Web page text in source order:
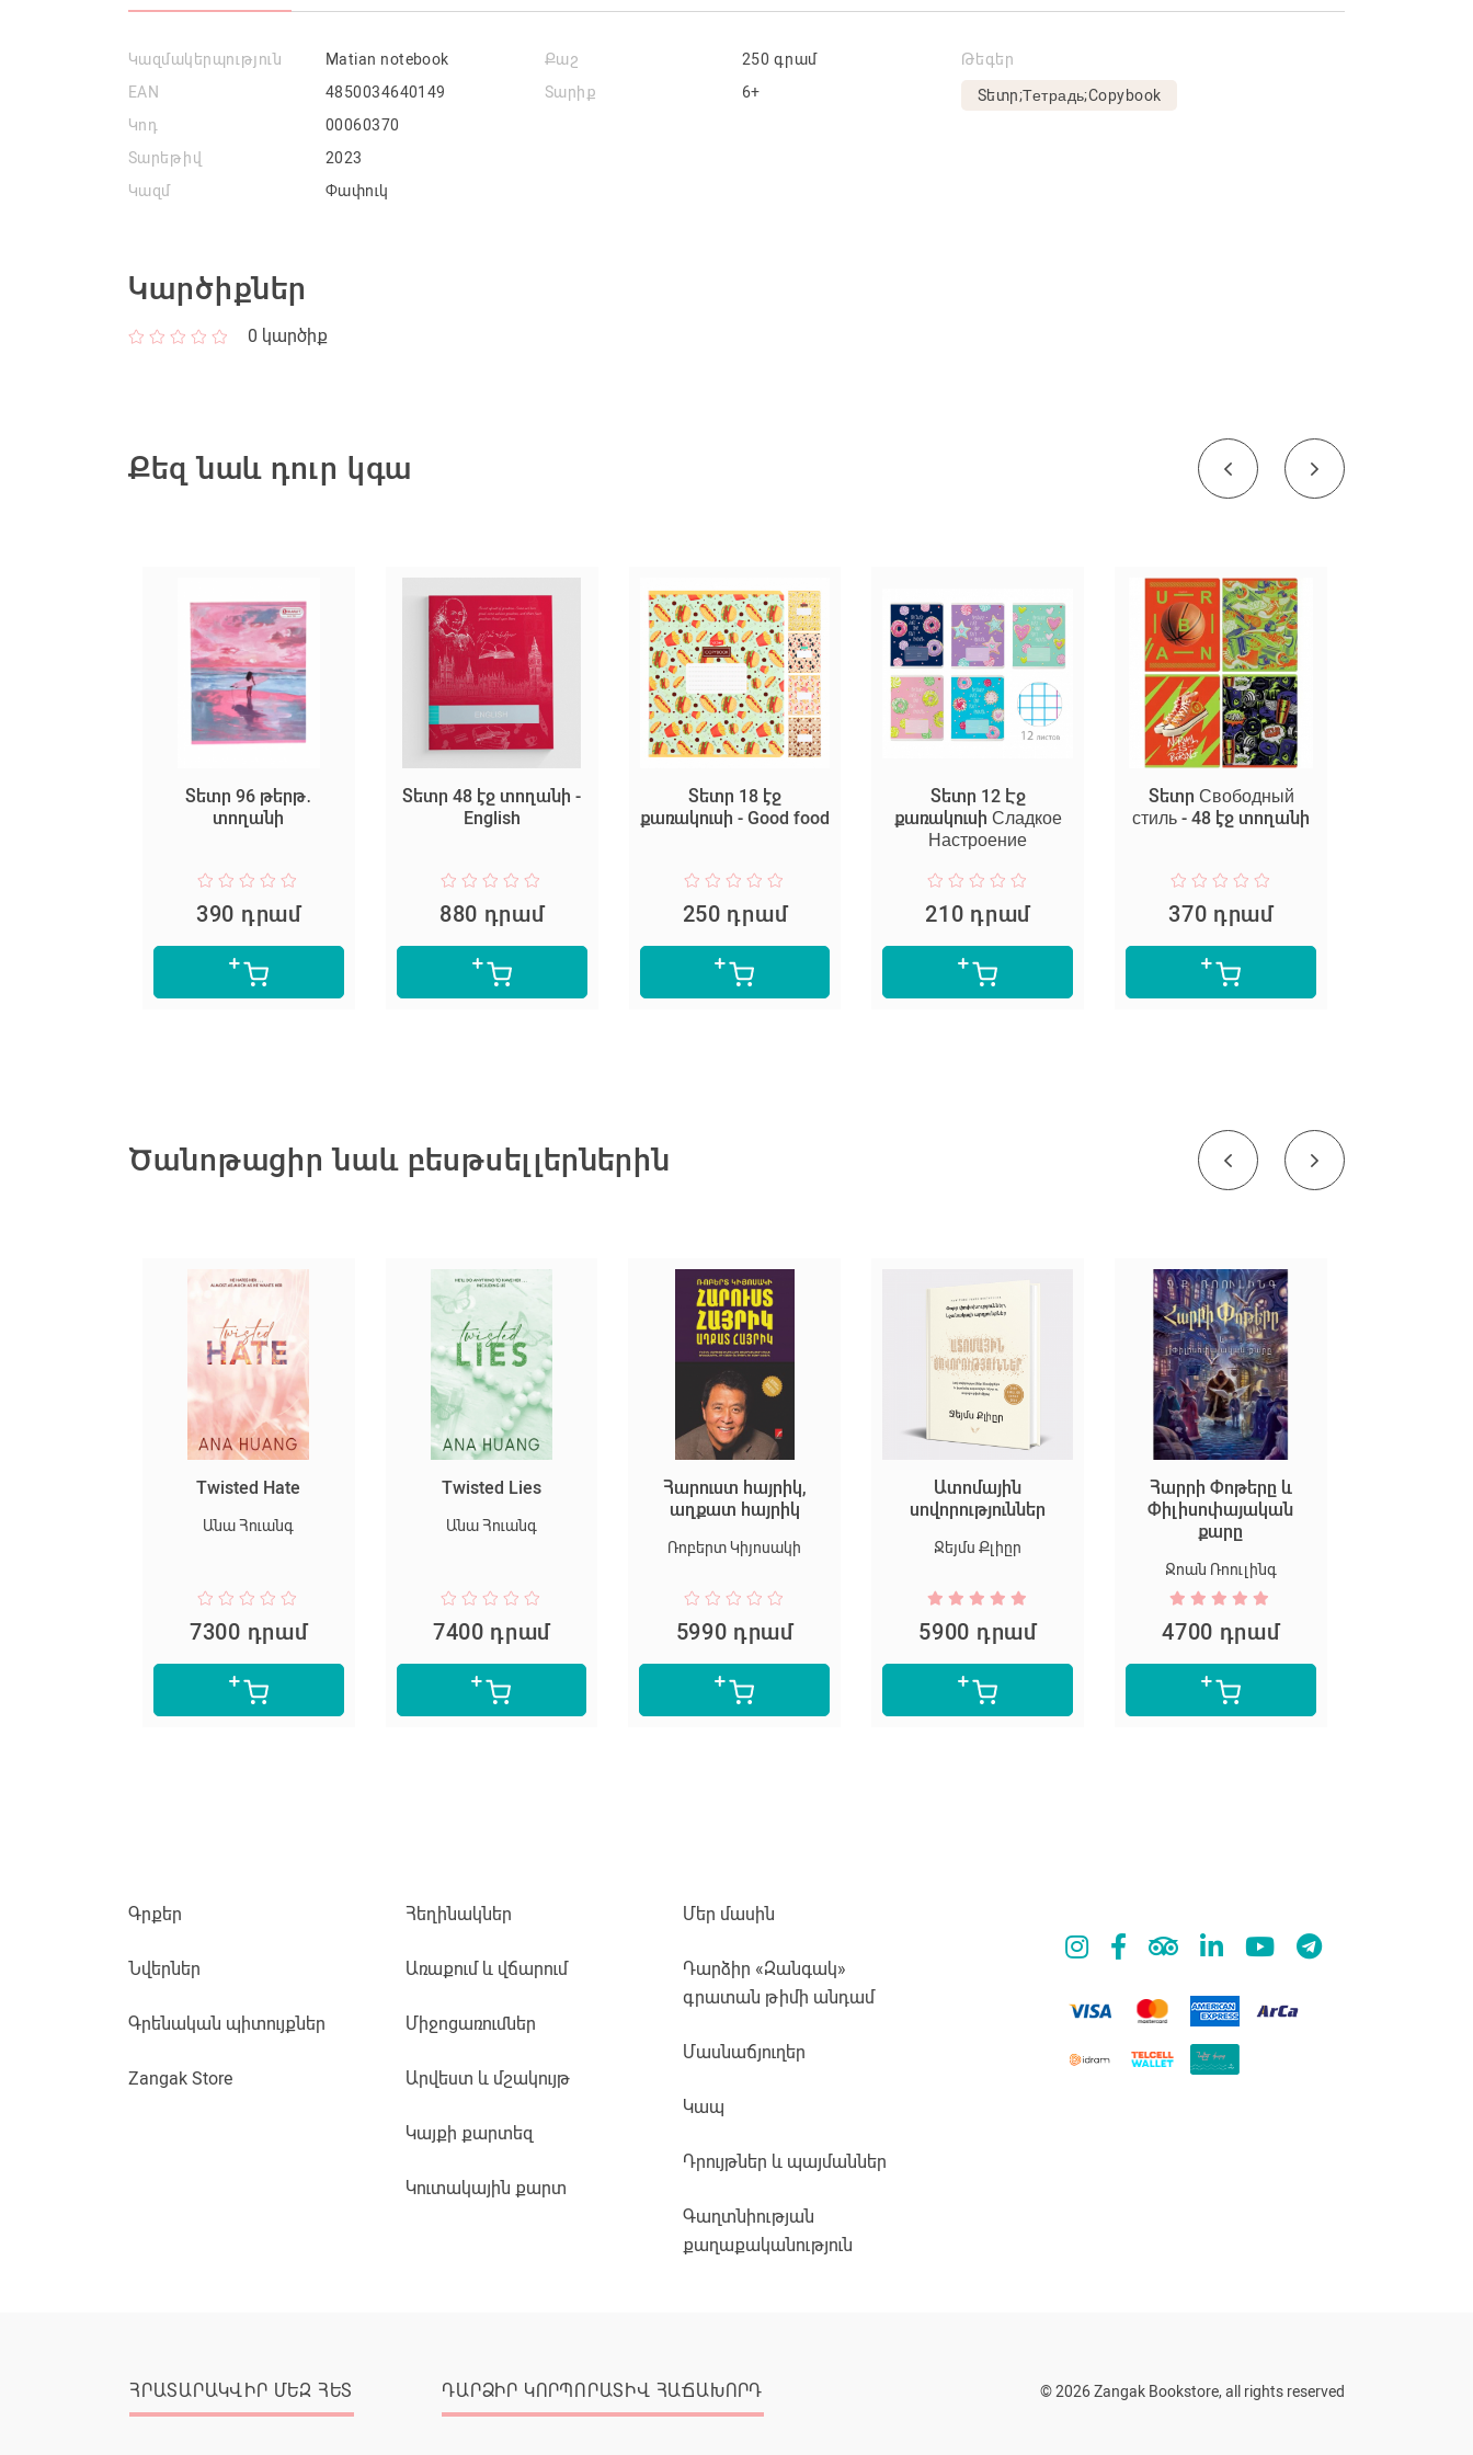
Կազմակերպություն
Matian notebook
EAN
4850034640149
Կոդ
00060370
Տարեթիվ
2023
Կազմ
Փափուկ
Քաշ
250 գրամ
Տարիք
6+
Թեգեր
Տետր;Тетрадь;Copybook
Կարծիքներ
0 կարծիք
Քեզ նաև դուր կգա
Տետր 96 թերթ․
տողանի
390 դրամ
Տետր 48 էջ տողանի -
English
880 դրամ
Տետր 18 էջ
քառակուսի - Good food
250 դրամ
Տետր 12 Էջ
քառակուսի Сладкое
Настроение
210 դրամ
Տետր Свободный
стиль - 48 էջ տողանի
370 դրամ
Ծանոթացիր նաև բեսթսելլերներին
Twisted Hate
Անա Հուանգ
7300 դրամ
Twisted Lies
Անա Հուանգ
7400 դրամ
Հարուստ հայրիկ,
աղքատ հայրիկ
Ռոբերտ Կիյոսակի
5990 դրամ
Ատոմային
սովորություններ
Ջեյմս Քլիըր
5900 դրամ
Հարրի Փոթերը և
Փիլիսոփայական
քարը
Ջոան Ռոուլինգ
4700 դրամ
Գրքեր
Նվերներ
Գրենական պիտույքներ
Zangak Store
Հեղինակներ
Առաքում և վճարում
Միջոցառումներ
Արվեստ և մշակույթ
Կայքի քարտեզ
Կուտակային քարտ
Մեր մասին
Դարձիր «Զանգակ»
գրատան թիմի անդամ
Մասնաճյուղեր
Կապ
Դրույթներ և պայմաններ
Գաղտնիության
քաղաքականություն
ՀՐԱՏԱՐԱԿՎԻՐ ՄԵԶ ՀԵՏ ԴԱՐՁԻՐ ԿՈՐՊՈՐԱՏԻՎ ՀԱՃԱԽՈՐԴ © 2026 Zangak Bookstore, all rights reserved